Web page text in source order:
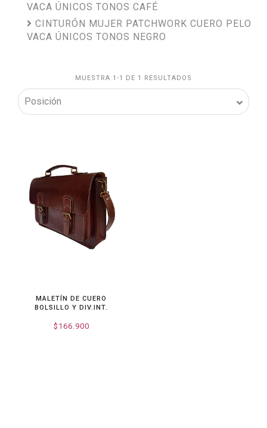
VACA ÚNICOS TONOS CAFÉ
CINTURÓN MUJER PATCHWORK CUERO PELO
VACA ÚNICOS TONOS NEGRO
MUESTRA 1-1 DE 1 RESULTADOS
MALETÍN DE CUERO
BOLSILLO Y DIV.INT.
$166.900